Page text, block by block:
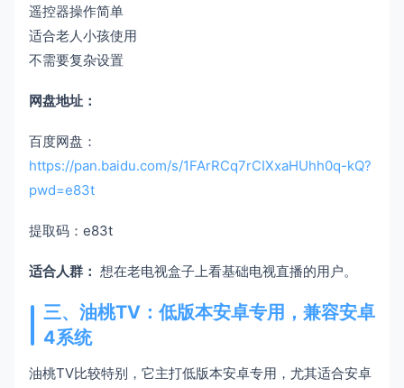
遥控器操作简单
适合老人小孩使用
不需要复杂设置
网盘地址：
百度网盘：
https://pan.baidu.com/s/1FArRCq7rCIXxaHUhh0q-kQ?
pwd=e83t
提取码：e83t
适合人群： 想在老电视盒子上看基础电视直播的用户。
三、油桃TV：低版本安卓专用，兼容安卓
4系统
油桃TV比较特别，它主打低版本安卓专用，尤其适合安卓